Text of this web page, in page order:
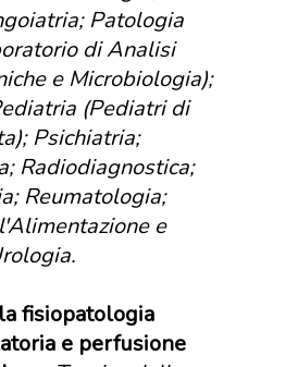
Patologia
di Analisi
e Microbiologia);
(Pediatri di
Psichiatria;
Radiodiagnostica;
Reumatologia;
e
fisiopatologia
e perfusione